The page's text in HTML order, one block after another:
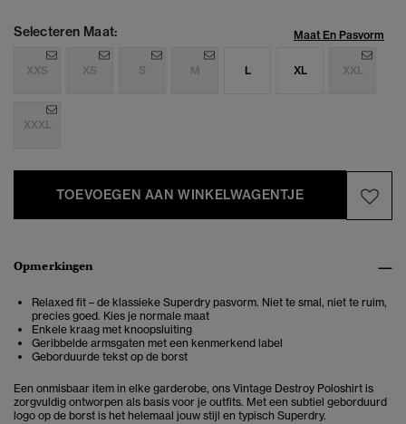
Selecteren Maat: Maat En Pasvorm
XXS XS S M L XL XXL
XXXL
TOEVOEGEN AAN WINKELWAGENTJE
Opmerkingen
Relaxed fit – de klassieke Superdry pasvorm. Niet te smal, niet te ruim,
precies goed. Kies je normale maat
Enkele kraag met knoopsluiting
Geribbelde armsgaten met een kenmerkend label
Geborduurde tekst op de borst
Een onmisbaar item in elke garderobe, ons Vintage Destroy Poloshirt is
zorgvuldig ontworpen als basis voor je outfits. Met een subtiel geborduurd
logo op de borst is het helemaal jouw stijl en typisch Superdry.